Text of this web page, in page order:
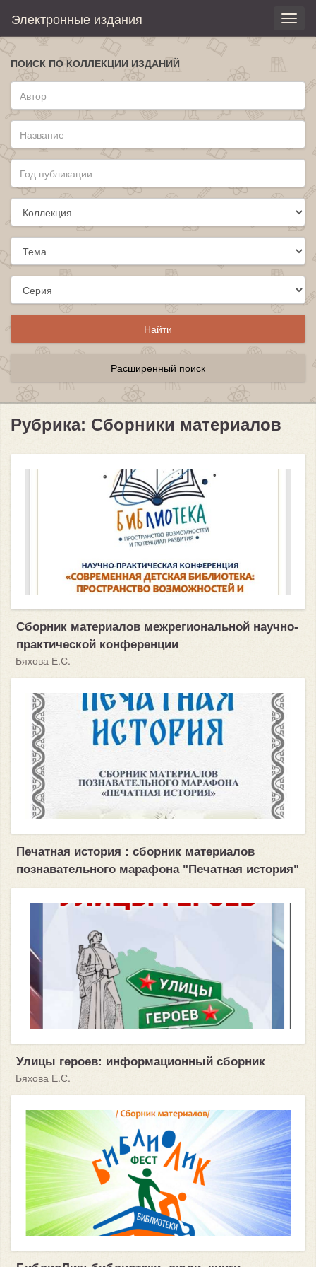
Электронные издания
ПОИСК ПО КОЛЛЕКЦИИ ИЗДАНИЙ
Расширенный поиск
Рубрика: Сборники материалов
Сборник материалов межрегиональной научно-
практической конференции
Бяхова Е.С.
Печатная история : сборник материалов
познавательного марафона "Печатная история"
Улицы героев: информационный сборник
Бяхова Е.С.